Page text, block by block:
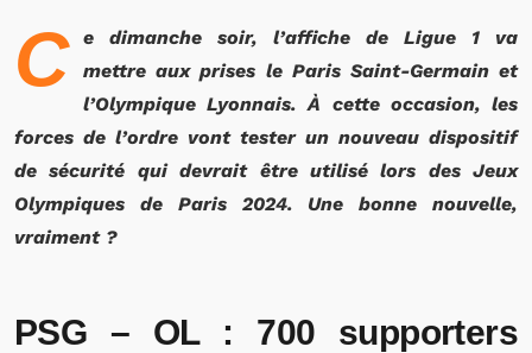
C
e dimanche soir, l’affiche de Ligue 1 va
mettre aux prises le Paris Saint-Germain et
l’Olympique Lyonnais. À cette occasion, les
forces de l’ordre vont tester un nouveau dispositif
de sécurité qui devrait être utilisé lors des Jeux
Olympiques de Paris 2024. Une bonne nouvelle,
vraiment ?
PSG – OL : 700 supporters